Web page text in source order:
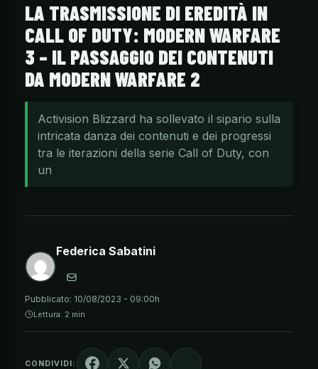
LA TRASMISSIONE DI EREDITÀ IN
CALL OF DUTY: MODERN WARFARE
3 – IL PASSAGGIO DEI CONTENUTI
DA MODERN WARFARE 2
Activision Blizzard ha sollevato il sipario sulla
intricata danza dei contenuti e dei progressi
tra le iterazioni della serie Call of Duty, con
un
Federica Sabatini
Pubblicato: 10/08/2023 - 09:00h
Lettura: 2 min
CONDIVIDI: